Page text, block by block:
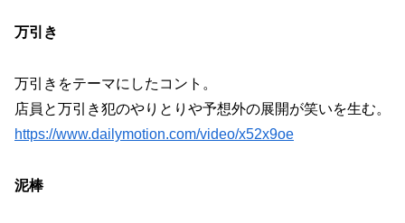
万引き
万引きをテーマにしたコント。
店員と万引き犯のやりとりや予想外の展開が笑いを生む。
https://www.dailymotion.com/video/x52x9oe
泥棒